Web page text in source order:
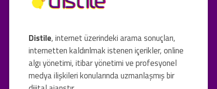
Distile, internet üzerindeki arama sonuçları,
internetten kaldırılmak istenen içerikler, online
algı yönetimi, itibar yönetimi ve profesyonel
medya ilişkileri konularında uzmanlaşmış bir